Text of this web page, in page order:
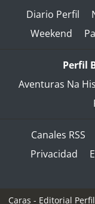
Diario Perfil
Weekend
Perfil
Aventuras Na
Canales RSS
Privacidad
Caras - Editorial